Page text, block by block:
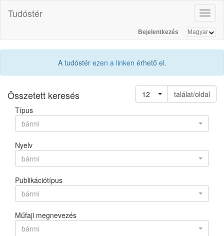
Tudóstér
Bejelentkezés
A tudóstér ezen a linken érhető el.
Összetett keresés 12
találat/oldal
Típus
bármi
Nyelv
bármi
Publikációtípus
bármi
Műfaji megnevezés
bármi